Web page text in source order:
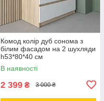
Комод колір дуб сонома з
білим фасадом на 2 шухляди
h53*80*40 см
В наявності
2 399 ₴ 3 000 ₴